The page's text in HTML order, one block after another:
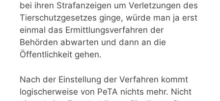
bei ihren Strafanzeigen um Verletzungen des
Tierschutzgesetzes ginge, würde man ja erst
einmal das Ermittlungsverfahren der
Behörden abwarten und dann an die
Öffentlichkeit gehen.
Nach der Einstellung der Verfahren kommt
logischerweise von PeTA nichts mehr. Nicht